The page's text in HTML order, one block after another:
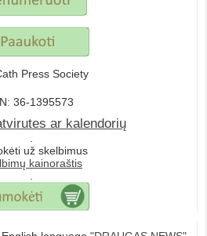
Press Society
36-1395573
ar kalendorių
.
už skelbimus
kainoraštis
.